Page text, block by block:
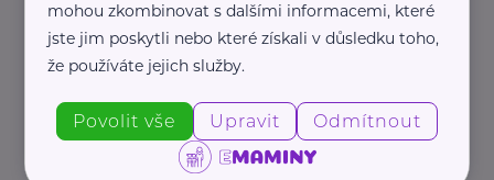
odbornou právní ...
+420 800 995 511
info@klubsvobodnychmatek.cz
mohou zkombinovat s dalšími informacemi, které
jste jim poskytli nebo které získali v důsledku toho,
že používáte jejich služby.
Povolit vše Upravit Odmítnout